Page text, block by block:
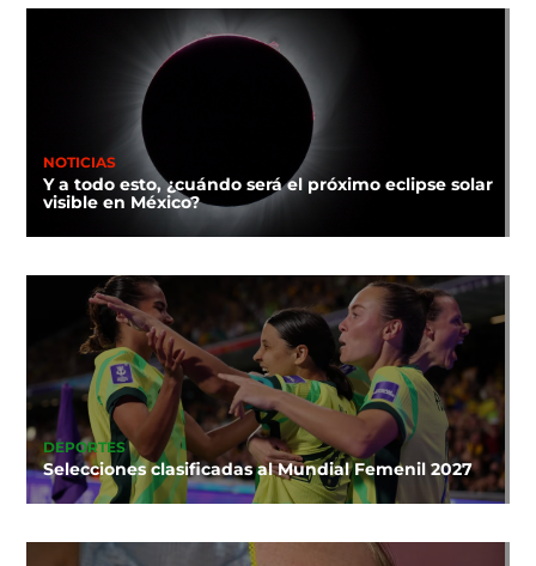
NOTICIAS
Y a todo esto, ¿cuándo será el próximo eclipse solar
visible en México?
DEPORTES
Selecciones clasificadas al Mundial Femenil 2027